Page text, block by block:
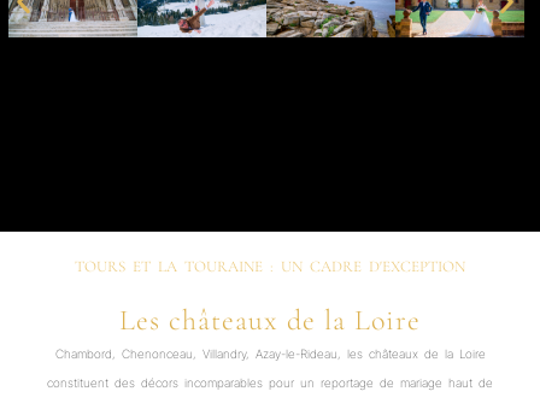
TOURS ET LA TOURAINE : UN CADRE D'EXCEPTION
Les châteaux de la Loire
Chambord, Chenonceau, Villandry, Azay-le-Rideau, les châteaux de la Loire
constituent des décors incomparables pour un reportage de mariage haut de